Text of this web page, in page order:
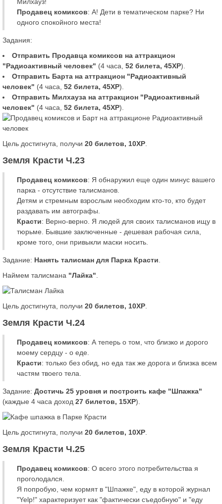
Продавец комиксов: А! Дети в тематическом парке? Ни
одного спокойного места!
Задания:
Отправить Продавца комиксов на аттракцион
"Радиоактивный человек" (4 часа, 52 билета, 45XP).
Отправить Барта на аттракцион "Радиоактивный
человек" (4 часа, 52 билета, 45XP).
Отправить Милхауза на аттракцион "Радиоактивный
человек" (4 часа, 52 билета, 45XP).
Цель достигнута, получи 20 билетов, 10XP
Земля Красти Ч.23
Продавец комиксов: Я обнаружил еще один минус вашего
парка - отсутствие талисманов.
Детям и стремным взрослым необходим кто-то, кто будет
раздавать им автографы.
Красти: Верно-верно. Я людей для своих талисманов ищу в
тюрьме. Бывшие заключенные - дешевая рабочая сила,
кроме того, они привыкли маски носить.
Задание: Нанять талисман для Парка Красти
Наймем талисмана "Лайка"
Цель достигнута, получи 20 билетов, 10XP
Земля Красти Ч.24
Продавец комиксов: А теперь о том, что близко и дорого
моему сердцу - о еде.
Красти: только без обид, но еда так же дорога и близка всем
частям твоего тела.
Задание: Достичь 25 уровня и построить кафе "Шпажка"
(каждые 4 часа доход 27 билетов, 15XP).
Цель достигнута, получи 20 билетов, 10XP
Земля Красти Ч.25
Продавец комиксов: О всего этого потребительства я
проголодался.
Я попробую, чем кормят в "Шпажке", еду в которой журнал
"Yelp!" характеризует как "фактически съедобную" и "еду